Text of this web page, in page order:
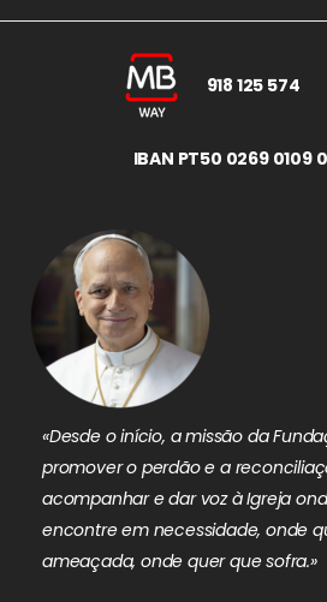
918 125 574
IBAN PT50 0269 0109
«Desde o início, a missão da
promover o perdão e a
acompanhar e dar voz à Igreja
encontre em necessidade, onde
ameaçada, onde quer que sofra.»